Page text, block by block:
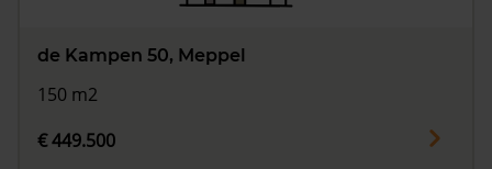
de Kampen 50, Meppel
150 m2
€ 449.500